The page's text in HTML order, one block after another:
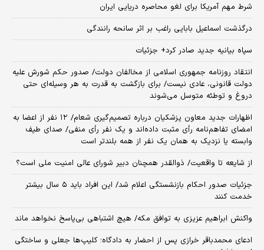
شرط مهم آمریکا برای لغو محاصره دریایی ایران
درگذشت اسماعیل بابایی راغب بر اثر سانحه رانندگی
سپاه بیانیه جدید صادر کرد+ جزئیات
انتقاد روزنامه جمهوری اسلامی از مخالفان دولت/ صدور حکم شورش علیه
دولت قانونی، عادی نیست/ برای بازگشت به قدرت به هر وسیله‌ای حتی
دروغ و توطئه متوسل می‌شوند
اظهارات جدید معاون پزشکیان درباره تصمیم‌گیری شعام/ ۱۲ نفر از اعضا به
امضای تفاهم‌نامه رأی مثبت داده‌اند و یک نفر رأی منفی/ صدای طیف
وابسته یا نزدیک به همان یک نفر از همه بلندتر است
از شایعه تا واقعیت/ ذوالقدر همچنان دبیر شورای ‌عالی امنیت ملی است؟
جزئیات صدور احکام بازنشستگی اعلام شد/ این افراد باید ۵ سال بیشتر
خدمت کنند
واکنش ابراهیم عزیزی به توافق مکه/ هیچ اشتباهی بی‌پاسخ نخواهد ماند
ادعای محمدباقر خرازی پس از احضار به دادگاه؛ کلیپ‌ها جعلی و ساختگی